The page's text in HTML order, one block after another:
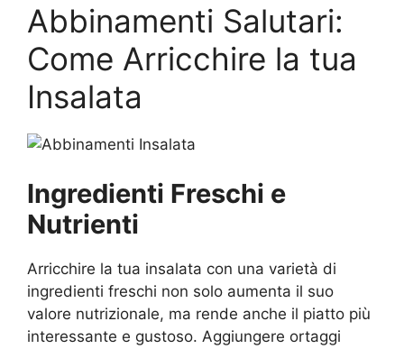
Abbinamenti Salutari:
Come Arricchire la tua
Insalata
Ingredienti Freschi e
Nutrienti
Arricchire la tua insalata con una varietà di
ingredienti freschi non solo aumenta il suo
valore nutrizionale, ma rende anche il piatto più
interessante e gustoso. Aggiungere ortaggi